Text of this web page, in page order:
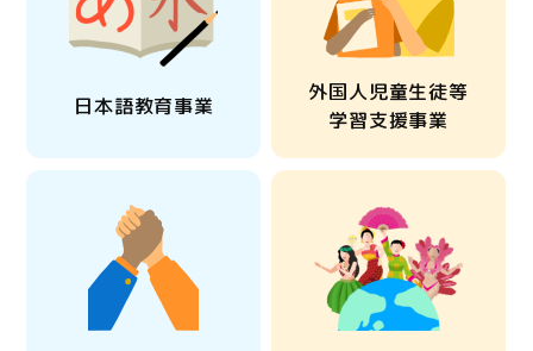
日本語教育事業
外国人児童生徒等
学習支援事業